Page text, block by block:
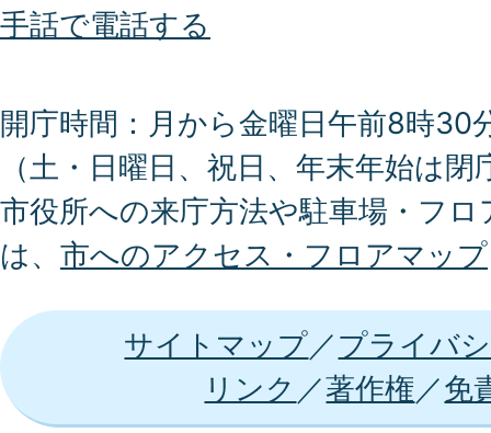
手話で電話する
開庁時間：月から金曜日午前8時30
（土・日曜日、祝日、年末年始は閉
市役所への来庁方法や駐車場・フ
は、 市へのアクセス・フロアマップ
サイトマップ
プライバ
リンク
著作権 免